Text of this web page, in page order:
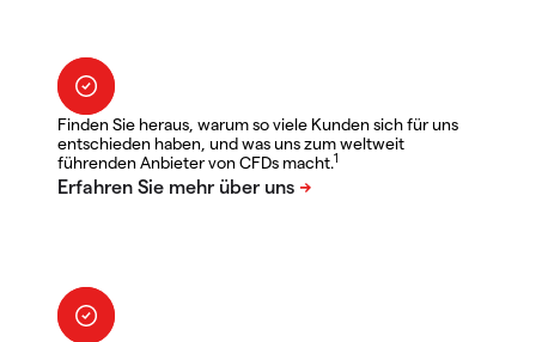
Finden Sie heraus, warum so viele Kunden sich für uns
entschieden haben, und was uns zum weltweit
führenden Anbieter von CFDs macht.1